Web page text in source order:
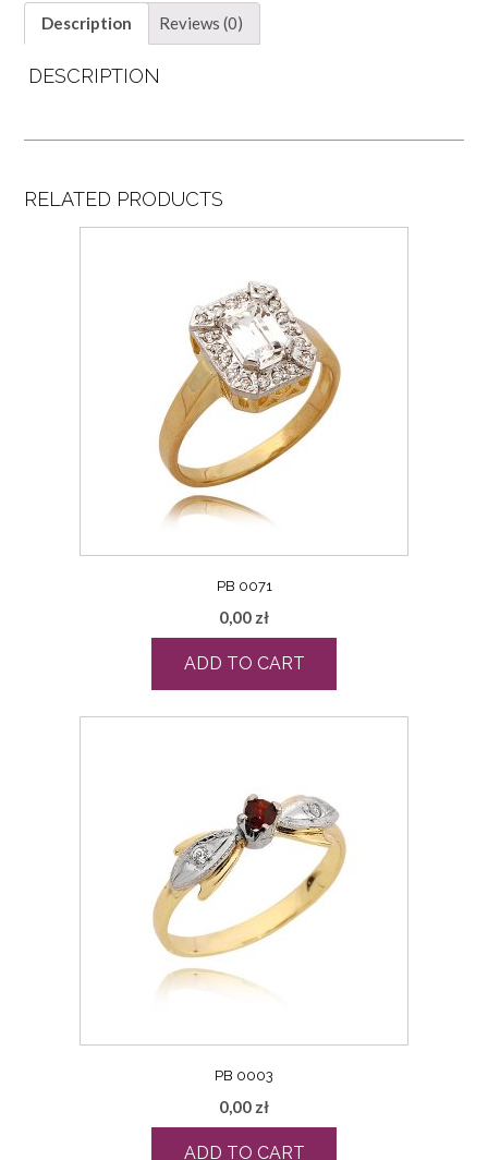
Description Reviews (0)
DESCRIPTION
RELATED PRODUCTS
PB 0071
0,00 zł
ADD TO CART
PB 0003
0,00 zł
ADD TO CART